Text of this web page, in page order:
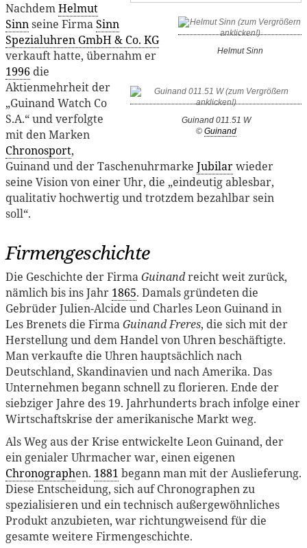
Helmut Sinn
Guinand 011.51 W
© Guinand
NachdemHelmut
Sinnseine FirmaSinn
Spezialuhren GmbH & Co. KG
verkauft hatte, übernahm er
1996 die
Aktienmehrheit der
„Guinand Watch Co
S.A.“ und verfolgte
mit den Marken
Chronosport,
Guinand und der Taschenuhrmarke Jubilarwieder
seine Vision von einer Uhr, die „eindeutig ablesbar,
qualitativ hochwertig und trotzdem bezahlbar sein
soll“.
Firmengeschichte
Die Geschichte der FirmaGuinandreicht weit zurück,
nämlich bis ins Jahr 1865. Damals gründeten die
Gebrüder Julien-Alcide und Charles Leon Guinand in
Les Brenets die FirmaGuinand Freres, die sich mit der
Herstellung und dem Handel von Uhren beschäftigte.
Man verkaufte die Uhren hauptsächlich nach
Deutschland, Skandinavien und nach Amerika. Das
Unternehmen begann schnell zu florieren. Ende der
siebziger Jahre des 19. Jahrhunderts brach infolge einer
Wirtschaftskrise der amerikanische Markt weg.
Als Weg aus der Krise entwickelte Leon Guinand, der
ein genialer Uhrmacher war, einen eigenen
Chronographen. 1881 begann man mit der Auslieferung.
Diese Entscheidung, sich auf Chronographen zu
spezialisieren und ein technisch außergewöhnliches
Produkt anzubieten, war richtungweisend für die
gesamte weitere Firmengeschichte.